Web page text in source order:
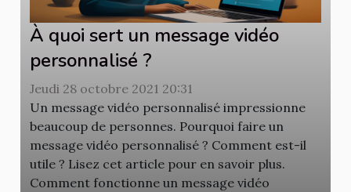
À quoi sert un message vidéo
personnalisé ?
Jeudi 28 octobre 2021 20:31
Un message vidéo personnalisé impressionne
beaucoup de personnes. Pourquoi faire un
message vidéo personnalisé ? Comment est-il
utile ? Lisez cet article pour en savoir plus.
Comment fonctionne un message vidéo